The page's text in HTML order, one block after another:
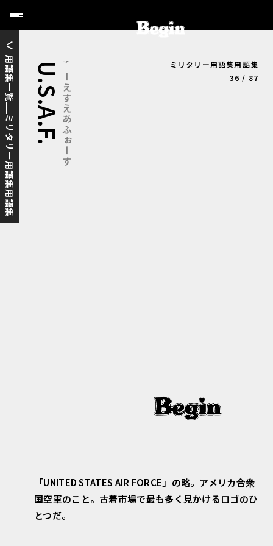
用語集一覧
ミリタリー用語集用語集
U.S.A.F.ゆーえすえあふぉーす
ミリタリー用語集用語集
36 / 87
「UNITED STATES AIR FORCE」の略。アメリカ合衆
国空軍のこと。古着市場で最も多く見かけるロゴのひ
とつだ。